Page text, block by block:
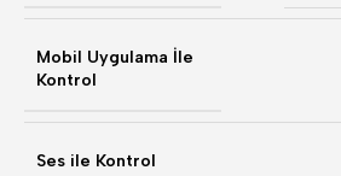
Mobil Uygulama İle
Kontrol
Ses ile Kontrol